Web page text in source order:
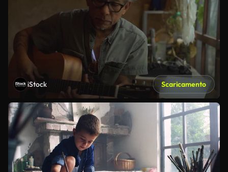
iStock Scaricamento